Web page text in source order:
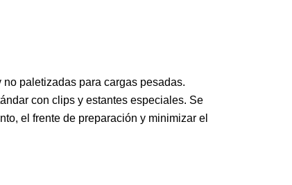
paletizadas para cargas pesadas.
con clips y estantes especiales. Se
el frente de preparación y minimizar el